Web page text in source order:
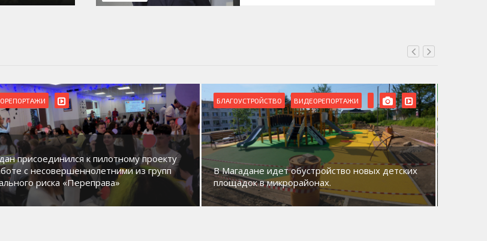
присоединился к пилотному проекту
с несовершеннолетними из групп
риска «Переправа»
БЛАГОУСТРОЙСТВО ВИДЕОРЕПОРТАЖИ
В Магадане идет обустройство новых детских
площадок в микрорайонах.